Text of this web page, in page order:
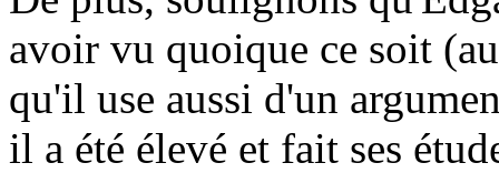
avoir vu quoique ce soit
qu'il use aussi d'un
il a été élevé et fait ses